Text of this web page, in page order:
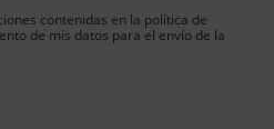
contenidas en la política de
de mis datos para el envío de la